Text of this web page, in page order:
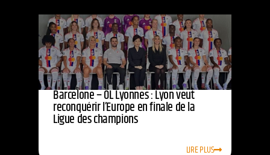
Barcelone – OL Lyonnes : Lyon veut
reconquérir l’Europe en finale de la
Ligue des champions
LIRE PLUS